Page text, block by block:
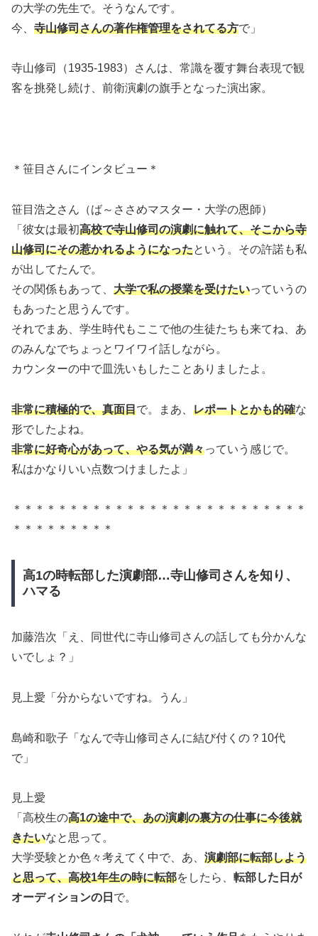
の大学の先生で。そうなんです。
今、 寺山修司さんの著作権管理をされてる方で」
寺山修司（1935-1983）さんは、常識を覆す舞台表現で観
客を挑発し続け、前衛演劇の旗手となった演出家。
＊笹目さんにインタビュー＊
笹目浩之さん（ば～ささめマスター・大学の恩師）
「彼女は最初高校で寺山修司の演劇に触れて、そこから寺
山修司にその惹かれるようになったという。その許諾も私
が出してたんで。
その関係もあって、 大学で私の授業を受けたいっていうの
もあったと思うんです。
それでまあ、学生時代もここで他の生徒たちも来てね、あ
のみんなでちょっとワイワイ話しながら。
カウンターの中で皿洗いもしたことありましたよ。
非常に積極的で、真面目で。まあ、 レポートとかも的確な
形でしたよね。
非常に好奇心があって、やる気が満々っていう感じで。
私はかなりいい点数つけましたよ」
＊＊＊＊＊＊＊＊＊＊＊＊＊＊＊＊＊＊＊＊＊＊＊＊＊＊
＊＊＊＊＊＊＊＊＊
高1の時転部した演劇部…寺山修司さんを知り、
ハマる
加藤浩次「え、同世代に寺山修司さんの話しても分かんな
いでしょ？」
見上愛「分からないですね。うん」
島崎和歌子「なんで寺山修司さんに結び付くの？10代
で」
見上愛
「高校生の高1の途中で、あの演劇の裏方の仕事に今後就
きたいなと思って。
大学受験とか色々考えてく中で、あ、 演劇部に転部しよう
と思って、高校1年生の時に転部をしたら、 転部した日が
オーディションの日 で。